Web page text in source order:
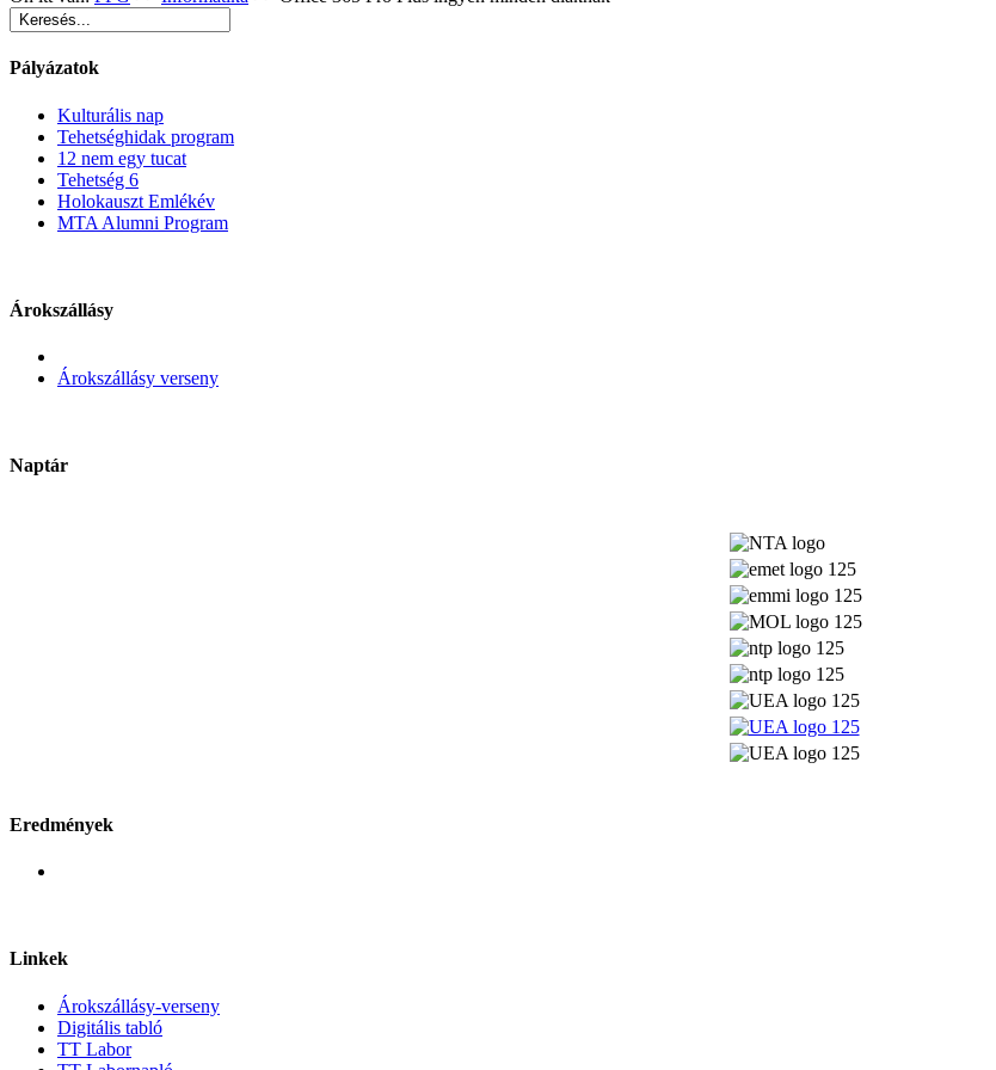
Pályázatok
Kulturális nap
Tehetséghidak program
12 nem egy tucat
Tehetség 6
Holokauszt Emlékév
MTA Alumni Program
Árokszállásy
Árokszállásy verseny
Naptár
Eredmények
Linkek
Árokszállásy-verseny
Digitális tabló
TT Labor